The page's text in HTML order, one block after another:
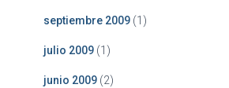
septiembre 2009 (1)
julio 2009 (1)
junio 2009 (2)